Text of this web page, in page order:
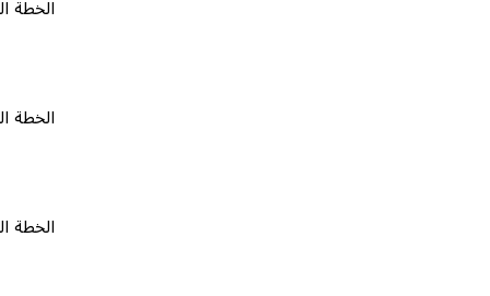
الخطة المجانية
الخطة المجانية
الخطة المجانية